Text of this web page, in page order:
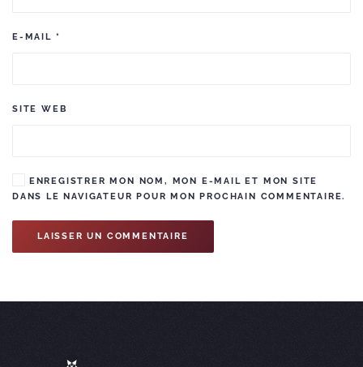
E-MAIL *
SITE WEB
ENREGISTRER MON NOM, MON E-MAIL ET MON SITE
DANS LE NAVIGATEUR POUR MON PROCHAIN COMMENTAIRE.
LAISSER UN COMMENTAIRE